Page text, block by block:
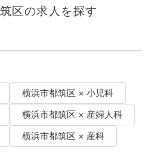
区の求人を探す
横浜市都筑区 × 小児科
横浜市都筑区 × 産婦人科
横浜市都筑区 × 産科